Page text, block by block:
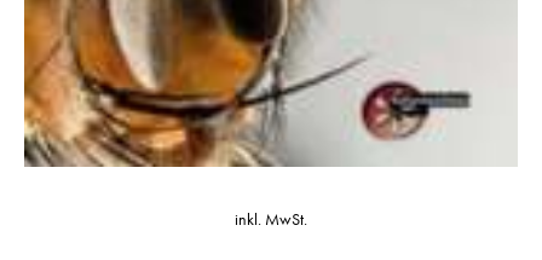
inkl. MwSt.